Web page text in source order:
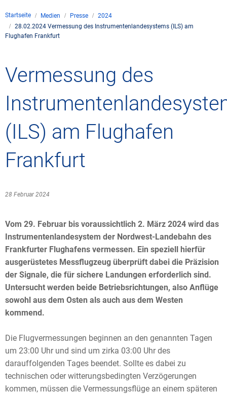
Standorte
Zivil-militärische
Geschäftspartner
Safety
Umwelt
Windenergie
FAQ zum
Kommerzielle
Freizeitaktivitäten
Medien
Presse
Karriere
Startseite Medien Presse
2024
28.02.2024 Vermessung des Instrumentenlandesystems (ILS) am
Flughafen Frankfurt
Vermessung des
(ILS) am Flughafen
Frankfurt
28 Februar 2024
Vom 29. Februar bis voraussichtlich 2. März 2024 wird das
Instrumentenlandesystem der Nordwest-Landebahn des
Frankfurter Flughafens vermessen. Ein speziell hierfür
ausgerüstetes Messflugzeug überprüft dabei die Präzision
der Signale, die für sichere Landungen erforderlich sind.
Untersucht werden beide Betriebsrichtungen, also Anflüge
sowohl aus dem Osten als auch aus dem Westen
kommend.
Die Flugvermessungen beginnen an den genannten Tagen
um 23:00 Uhr und sind um zirka 03:00 Uhr des
darauffolgenden Tages beendet. Sollte es dabei zu
technischen oder witterungsbedingten Verzögerungen
kommen, müssen die Vermessungsflüge an einem späteren